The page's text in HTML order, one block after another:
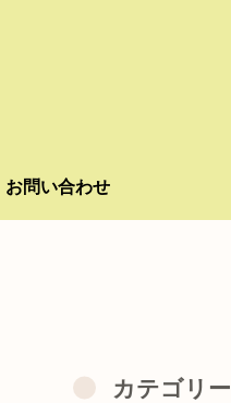
お問い合わせ
カテゴリー